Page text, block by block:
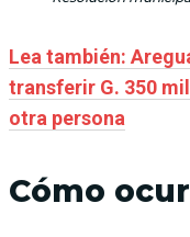
Lea también:
transferir G. 350
otra persona
Cómo